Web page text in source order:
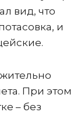
вид, что
и
При этом
– без